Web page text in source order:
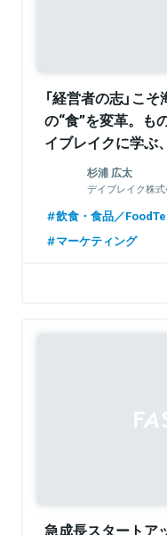
「経営者の志」こ
の“食”を変革。も
イブレイクに学ぶ
杉浦 広太
デイブレイク株
飲食・食品／
マーケティング
急成長スタートア